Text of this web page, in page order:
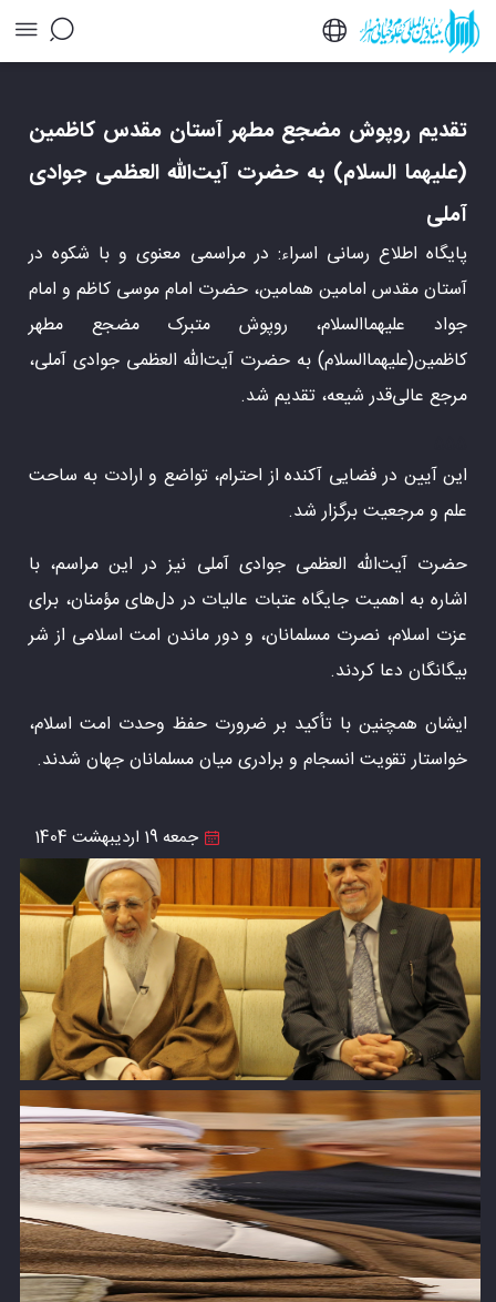
آملی - خبرگزاری اسراء
تقدیم روپوش مضجع مطهر آستان مقدس کاظمین
(علیهما السلام) به حضرت آیت‌الله العظمی جوادی
آملی
پایگاه اطلاع رسانی اسراء: در مراسمی معنوی و با شکوه در
آستان مقدس امامین همامین، حضرت امام موسی کاظم و امام
جواد علیهماالسلام، روپوش متبرک مضجع مطهر
کاظمین(علیهماالسلام) به حضرت آیت‌الله العظمی جوادی آملی،
مرجع عالی‌قدر شیعه، تقدیم شد.
این آیین در فضایی آکنده از احترام، تواضع و ارادت به ساحت
علم و مرجعیت برگزار شد.
حضرت آیت‌الله العظمی جوادی آملی نیز در این مراسم، با
اشاره به اهمیت جایگاه عتبات عالیات در دل‌های مؤمنان، برای
عزت اسلام، نصرت مسلمانان، و دور ماندن امت اسلامی از شر
بیگانگان دعا کردند.
ایشان همچنین با تأکید بر ضرورت حفظ وحدت امت اسلام،
خواستار تقویت انسجام و برادری میان مسلمانان جهان شدند.
جمعه 19 اردیبهشت 1404